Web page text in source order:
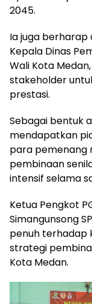
2045.
Ia juga berharap
Kepala Dinas
Wali Kota
stakeholder
prestasi.
Sebagai bentuk
mendapatkan
para pemenang
pembinaan
intensif selama
Ketua Pengkot
Simangunsong
penuh terhadap
strategi
Kota Medan.